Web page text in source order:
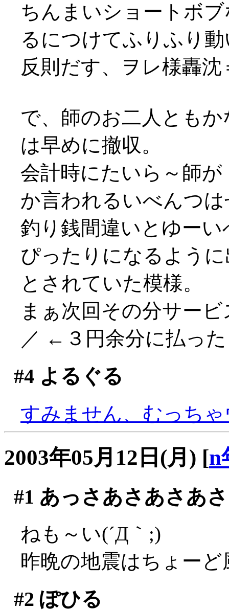
ちんまいショートボ
るにつけてふりふり
反則だす、ヲレ様轟
で、師のお二人とも
は早めに撤収。
会計時にたいら～師
か言われるいべんつ
釣り銭間違いとゆー
ぴったりになるよう
とされていた模様。
まぁ次回その分サー
／ ←３円余分に払っ
#4よるぐる
すみません、むっち
2003年05月12日(月) [n
#1 あっさあさあさあ
ねも～い(´Д｀;)
昨晩の地震はちょー
#2 ぽひる